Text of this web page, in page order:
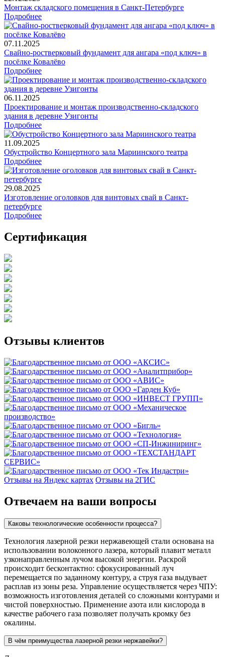
Монтаж складского помещения в Санкт-Петербурге
Подробнее
07.11.2025
Свайно-ростверковый фундамент для ангара «под ключ» в
посёлке Ковалёво
Подробнее
06.11.2025
Проектирование и монтаж производственно-складского
здания в деревне Узигонты
Подробнее
11.09.2025
Обустройство Концертного зала Мариинского театра
Подробнее
29.08.2025
Изготовление оголовков для винтовых свай в Санкт-
петербурге
Подробнее
Сертификация
Отзывы клиентов
Отзывы на Яндекс картах Отзывы на 2ГИС
Отвечаем на ваши вопросы
Каковы технологические особенности процесса?
Технология лазерной резки нержавеющей стали основана на
использовании волоконного лазера, который плавит металл
узконаправленным лучом высокой энергии. Раскрой
происходит бесконтактно: сфокусированный луч
перемещается по заданному контуру, а струя газа выдувает
расплав из зоны реза. Управление осуществляется через ЧПУ:
возможность изготовления деталей со сложными контурами и
чистой поверхностью. Применение азота или кислорода в
качестве рабочего газа позволяет получать кромку без
окалины.
В чём преимущества лазерной резки нержавейки?